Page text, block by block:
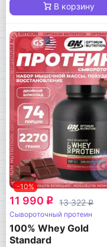
В корзину
-10%
11 990 q 13 322q
Сывороточный протеин
100% Whey Gold
Standard